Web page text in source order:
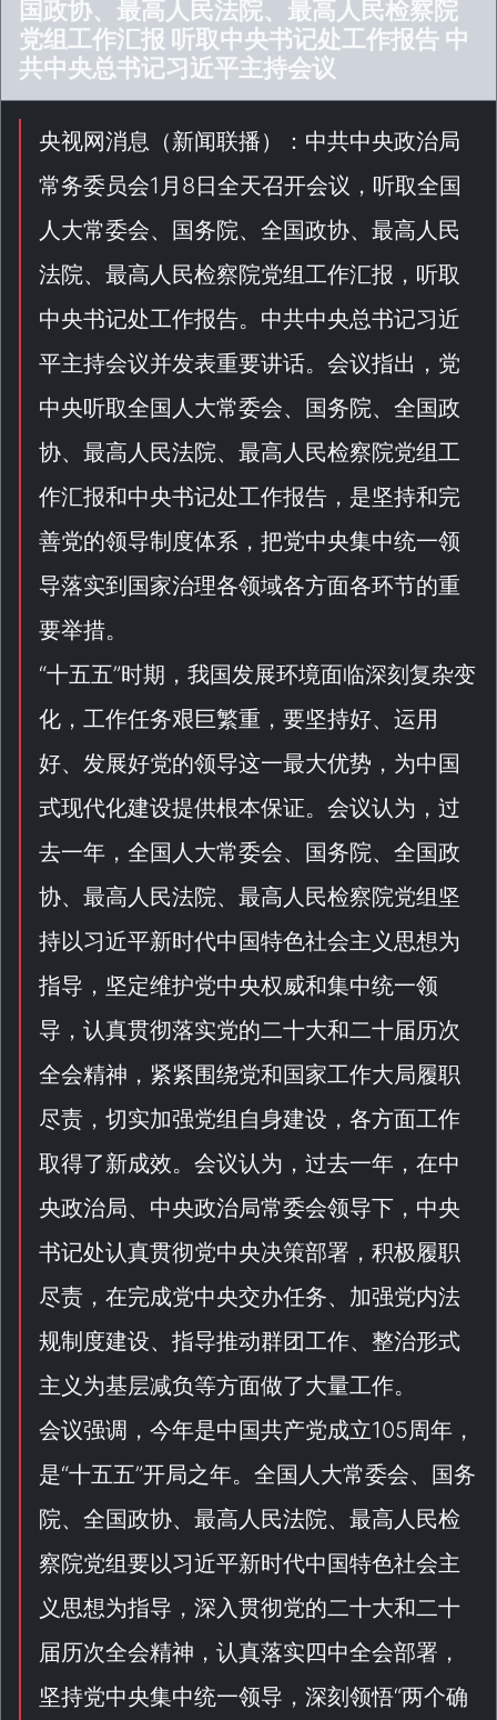
国政协、最高人民法院、最高人民检察院
党组工作汇报 听取中央书记处工作报告 中
共中央总书记习近平主持会议
央视网消息（新闻联播）：中共中央政治局
常务委员会1月8日全天召开会议，听取全国
人大常委会、国务院、全国政协、最高人民
法院、最高人民检察院党组工作汇报，听取
中央书记处工作报告。中共中央总书记习近
平主持会议并发表重要讲话。会议指出，党
中央听取全国人大常委会、国务院、全国政
协、最高人民法院、最高人民检察院党组工
作汇报和中央书记处工作报告，是坚持和完
善党的领导制度体系，把党中央集中统一领
导落实到国家治理各领域各方面各环节的重
要举措。
“十五五”时期，我国发展环境面临深刻复杂变
化，工作任务艰巨繁重，要坚持好、运用
好、发展好党的领导这一最大优势，为中国
式现代化建设提供根本保证。会议认为，过
去一年，全国人大常委会、国务院、全国政
协、最高人民法院、最高人民检察院党组坚
持以习近平新时代中国特色社会主义思想为
指导，坚定维护党中央权威和集中统一领
导，认真贯彻落实党的二十大和二十届历次
全会精神，紧紧围绕党和国家工作大局履职
尽责，切实加强党组自身建设，各方面工作
取得了新成效。会议认为，过去一年，在中
央政治局、中央政治局常委会领导下，中央
书记处认真贯彻党中央决策部署，积极履职
尽责，在完成党中央交办任务、加强党内法
规制度建设、指导推动群团工作、整治形式
主义为基层减负等方面做了大量工作。
会议强调，今年是中国共产党成立105周年，
是“十五五”开局之年。全国人大常委会、国务
院、全国政协、最高人民法院、最高人民检
察院党组要以习近平新时代中国特色社会主
义思想为指导，深入贯彻党的二十大和二十
届历次全会精神，认真落实四中全会部署，
坚持党中央集中统一领导，深刻领悟“两个确